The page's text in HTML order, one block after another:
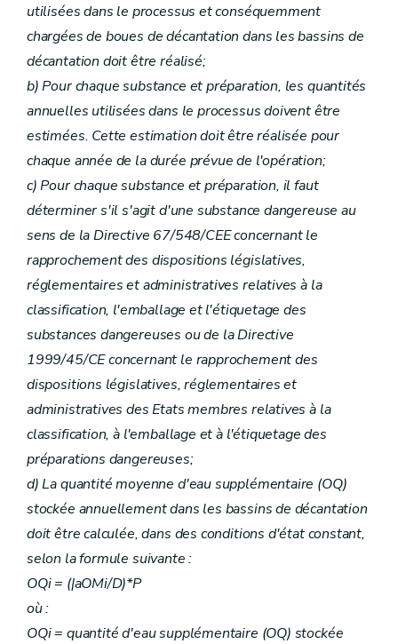
utilisées dans le processus et conséquemment
chargées de boues de décantation dans les bassins de
décantation doit être réalisé;
b) Pour chaque substance et préparation, les quantités
annuelles utilisées dans le processus doivent être
estimées. Cette estimation doit être réalisée pour
chaque année de la durée prévue de l'opération;
c) Pour chaque substance et préparation, il faut
déterminer s'il s'agit d'une substance dangereuse au
sens de la Directive 67/548/CEE concernant le
rapprochement des dispositions législatives,
réglementaires et administratives relatives à la
classification, l'emballage et l'étiquetage des
substances dangereuses ou de la Directive
1999/45/CE concernant le rapprochement des
dispositions législatives, réglementaires et
administratives des Etats membres relatives à la
classification, à l'emballage et à l'étiquetage des
préparations dangereuses;
d) La quantité moyenne d'eau supplémentaire (OQ)
stockée annuellement dans les bassins de décantation
doit être calculée, dans des conditions d'état constant,
selon la formule suivante :
OQi = (|aOMi/D)*P
où :
OQi = quantité d'eau supplémentaire (OQ) stockée